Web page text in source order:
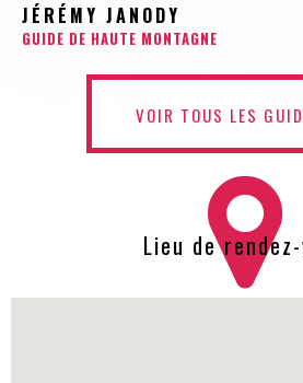
JÉRÉMY JANODY
GUIDE DE HAUTE MONTAGNE
VOIR TOUS LES
Lieu de